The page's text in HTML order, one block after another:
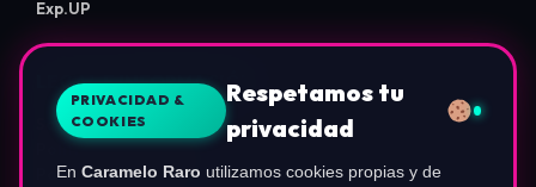
Exp.UP
LEGAL E INFORMACIÓN
Sobre Nosotros
Política de Privacidad
Política de Cookies
PRIVACIDAD &
COOKIES
Respetamos tu
privacidad
En Caramelo Raro utilizamos cookies propias y de